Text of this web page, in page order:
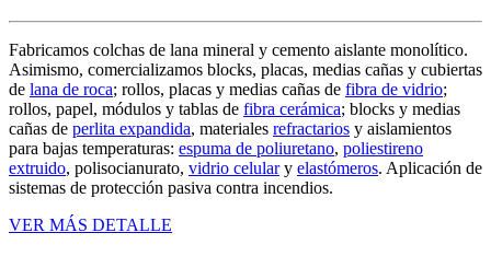
Fabricamos colchas de lana mineral y cemento aislante monolítico.
Asimismo, comercializamos blocks, placas, medias cañas y cubiertas
de lana de roca; rollos, placas y medias cañas de fibra de vidrio;
rollos, papel, módulos y tablas de fibra cerámica; blocks y medias
cañas de perlita expandida, materiales refractarios y aislamientos
para bajas temperaturas: espuma de poliuretano, poliestireno
extruido, polisocianurato, vidrio celulary elastómeros. Aplicación de
sistemas de protección pasiva contra incendios.
VER MÁS DETALLE